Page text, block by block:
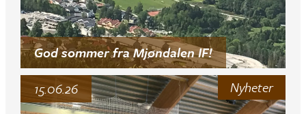
God sommer fra Mjøndalen IF!
Nyheter
15.06.26